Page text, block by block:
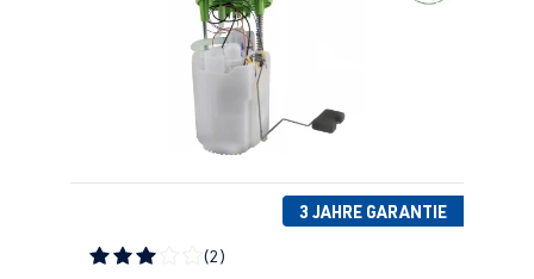
3 JAHRE GARANTIE
(2)